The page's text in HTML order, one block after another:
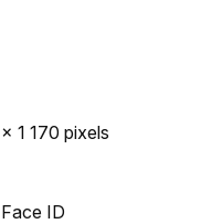
1 170 pixels
Face ID